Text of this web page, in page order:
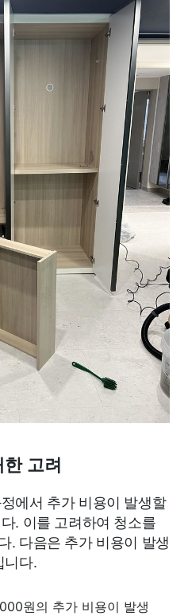
고려
에서 추가 비용이 발생할
. 이를 고려하여 청소를
. 다음은 추가 비용이 발생
니다.
원의 추가 비용이 발생